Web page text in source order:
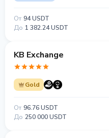
От 94 USDT
До 1 382.24 USDT
KB Exchange
Gold
От 96.76 USDT
До 250 000 USDT